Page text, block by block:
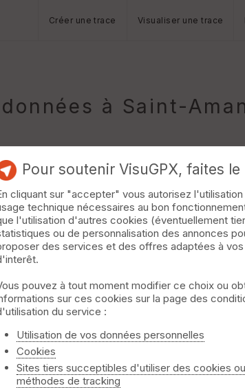
Créer une trace Visualiser une trace
à Saint-
Pour soutenir VisuGPX, faites
cliquant sur "accepter" vous autorisez
technique nécessaires au bon
l'utilisation d'autres cookies (éventuellement
ou de personnalisation des annonces
des services et des offres adaptées à
pouvez à tout moment modifier ce choix ou
sur ces cookies sur la page des
du service :
Utilisation de vos données personnelles
Cookies
Sites tiers succeptibles d'utiliser des cookies
méthodes de tracking